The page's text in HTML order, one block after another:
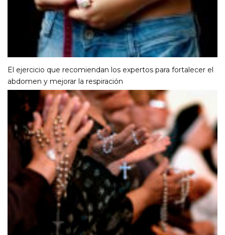
El ejercicio que recomiendan los expertos para fortalecer el
abdomen y mejorar la respiración